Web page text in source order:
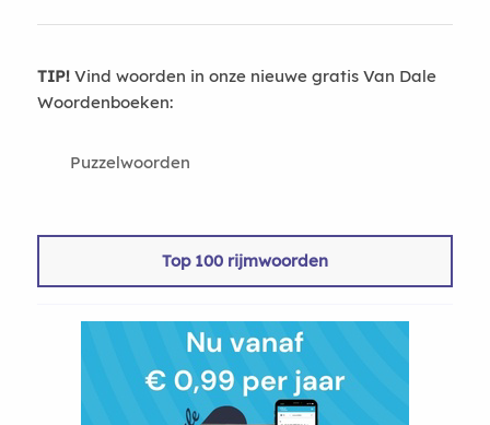
TIP!Vind woorden in onze nieuwe gratis Van Dale
Woordenboeken:
Puzzelwoorden
Top 100 rijmwoorden